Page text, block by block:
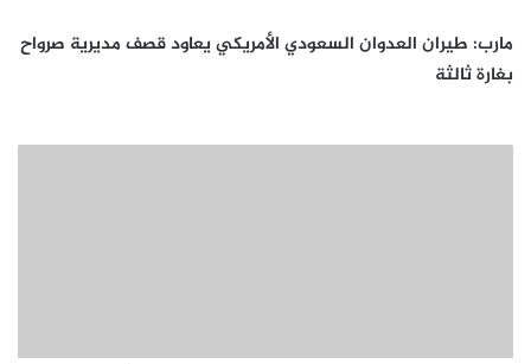
مارب: طيران العدوان السعودي الأمريكي يعاود قصف مديرية صرواح
بغارة ثالثة